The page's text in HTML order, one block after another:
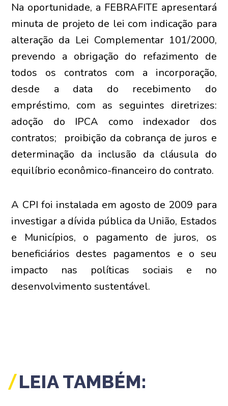
Na oportunidade, a FEBRAFITE apresentará
minuta de projeto de lei com indicação para
alteração da Lei Complementar 101/2000,
prevendo a obrigação do refazimento de
todos os contratos com a incorporação,
desde a data do recebimento do
empréstimo, com as seguintes diretrizes:
adoção do IPCA como indexador dos
contratos; proibição da cobrança de juros e
determinação da inclusão da cláusula do
equilíbrio econômico-financeiro do contrato.
A CPI foi instalada em agosto de 2009 para
investigar a dívida pública da União, Estados
e Municípios, o pagamento de juros, os
beneficiários destes pagamentos e o seu
impacto nas políticas sociais e no
desenvolvimento sustentável.
LEIA TAMBÉM: